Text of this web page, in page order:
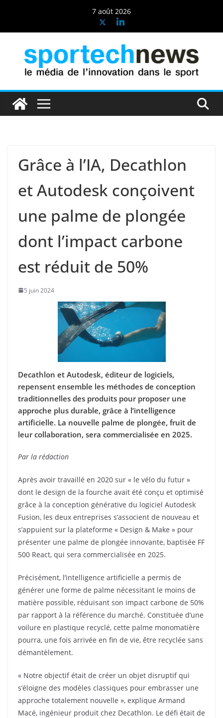
contenu
7 août 2026
Grâce à l’IA, Decathlon
et Autodesk conçoivent
une palme de plongée
dont l’impact carbone
est réduit de 50%
5 juin 2024
Decathlon et Autodesk, éditeur de logiciels,
repensent ensemble les méthodes de conception
traditionnelles des produits pour proposer une
approche plus durable, grâce à l’intelligence
artificielle. La nouvelle palme de plongée, fruit de
leur collaboration, sera commercialisée en 2025.
Par la rédaction
Après avoir travaillé en 2020 sur « le vélo du futur »
dont le design de la fourche avait été conçu et optimisé
grâce à la conception générative du logiciel Autodesk
Fusion, les deux entreprises s’associent de nouveau et
s’appuient sur la plateforme « Design & Make » pour
présenter une palme de plongée innovante, baptisée FF
500 React, qui sera commercialisée en 2025.
Précisément, l’intelligence artificielle a permis de
générer une forme de palme nécessitant le moins de
matière possible, réduisant son impact carbone de 50%
par rapport à la référence du marché. Constituée d’une
voilure en plastique recyclé, cette palme monomatière
pourra, une fois arrivée en fin de vie, être recyclée sans
démantèlement.
« Notre objectif était de créer un objet disruptif qui
s’éloigne des modèles classiques pour embrasser une
approche totalement nouvelle », explique Armand
Macé, ingénieur produit chez Decathlon. Le défi était de